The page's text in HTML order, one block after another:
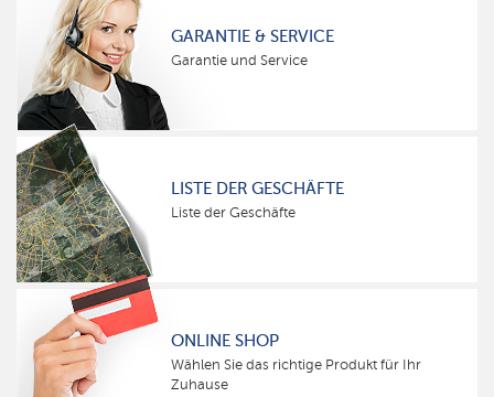
GARANTIE & SERVICE
Garantie und Service
LISTE DER GESCHÄFTE
Liste der Geschäfte
ONLINE SHOP
Wählen Sie das richtige Produkt für Ihr
Zuhause